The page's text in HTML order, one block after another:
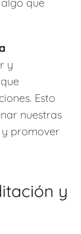
y
Esto
nuestras
y promover
y